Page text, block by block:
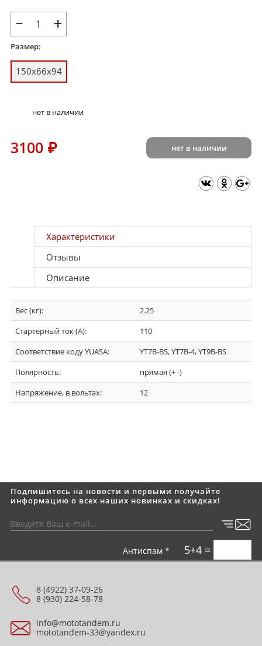
− +
Размер:
150х66x94
нет в наличии
3100 ₽ нет в наличии
Характеристики
Отзывы
Описание
Вес (кг):
2.25
Стартерный ток (А):
110
Соответствие коду YUASA:
YT7B-BS, YT7B-4, YT9B-BS
Полярность:
прямая (+ -)
Напряжение, в вольтах:
12
Подпишитесь на новости и первыми получайте
информацию о всех наших новинках и скидках!
Антиспам * 5+4 =
8 (4922) 37-09-26
8 (930) 224-58-78
info@mototandem.ru
mototandem-33@yandex.ru